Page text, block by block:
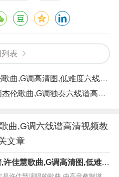
表
曲,G调高清图,低难度六线简谱
调独奏六线谱高清视频教学,附2张六线简谱
曲,G调六线谱高清视频教
文章
许佳慧歌曲,G调高清图,低难度